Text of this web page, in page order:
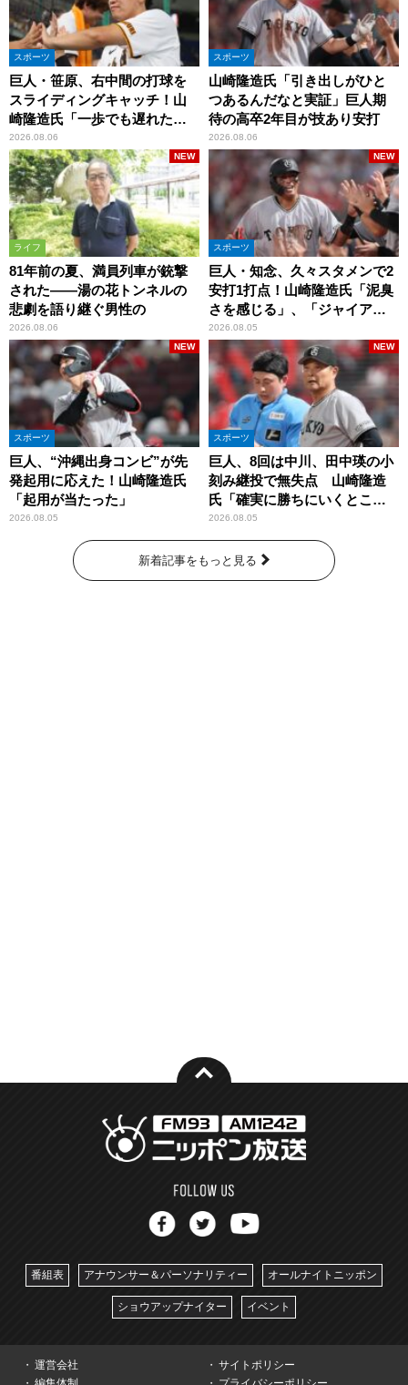
スポーツ
巨人・笹原、右中間の打球を
スライディングキャッチ！山
崎隆造氏「一歩でも遅れた
ら…」
2026.08.06
スポーツ
山崎隆造氏「引き出しがひと
つあるんだなと実証」巨人期
待の高卒2年目が技あり安打
2026.08.06
ライフ
81年前の夏、満員列車が銃撃
された――湯の花トンネルの
悲劇を語り継ぐ男性の
2026.08.06
NEW
スポーツ
巨人・知念、久々スタメンで2
安打1打点！山崎隆造氏「泥臭
さを感じる」、「ジャイアン
ツには少ないタイプ」
2026.08.05
NEW
スポーツ
巨人、“沖縄出身コンビ”が先
発起用に応えた！山崎隆造氏
「起用が当たった」
2026.08.05
NEW
スポーツ
巨人、8回は中川、田中瑛の小
刻み継投で無失点 山崎隆造
氏「確実に勝ちにいくとこ
ろ」
2026.08.05
NEW
新着記事をもっと見る
番組表 アナウンサー＆パーソナリティー オールナイトニッポン
ショウアップナイター イベント
運営会社
サイトポリシー